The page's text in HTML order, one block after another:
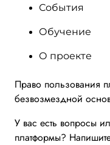
События
Обучение
О проекте
Право пользования
безвозмездной
У вас есть вопросы
платформы?